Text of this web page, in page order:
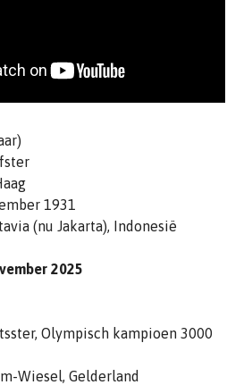
1931
(nu Jakarta), Indonesië
2025
Olympisch kampioen 3000
Wiesel, Gelderland